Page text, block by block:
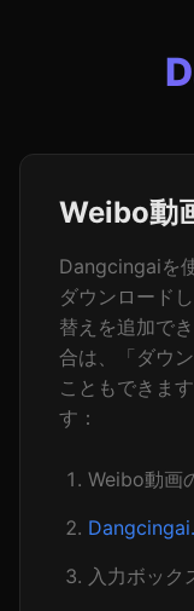
Weibo動
Dangcingaiを
ダウンロード
替えを追加で
合は、「ダウ
こともできま
す：
Weibo動画
入力ボック